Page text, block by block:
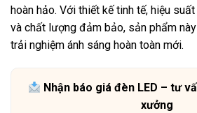
hoàn hảo. Với thiết kế tinh tế, hiệu
và chất lượng đảm bảo, sản phẩm
trải nghiệm ánh sáng hoàn toàn mới.
Nhận báo giá đèn LED – tư
xưởng